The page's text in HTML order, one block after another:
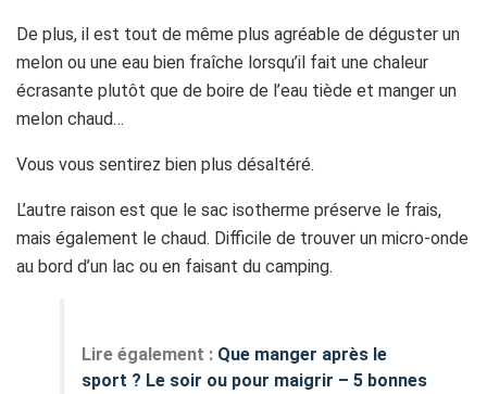
De plus, il est tout de même plus agréable de déguster un
melon ou une eau bien fraîche lorsqu’il fait une chaleur
écrasante plutôt que de boire de l’eau tiède et manger un
melon chaud…
Vous vous sentirez bien plus désaltéré.
L’autre raison est que le sac isotherme préserve le frais,
mais également le chaud. Difficile de trouver un micro-onde
au bord d’un lac ou en faisant du camping.
Lire également : Que manger après le
sport ? Le soir ou pour maigrir – 5 bonnes